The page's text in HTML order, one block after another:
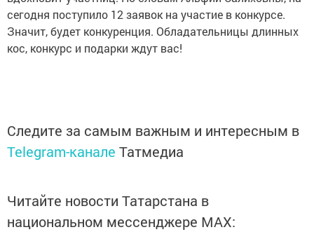
сегодня поступило 12 заявок на участие в конкурсе.
Значит, будет конкуренция. Обладательницы длинных
кос, конкурс и подарки ждут вас!
Следите за самым важным и интересным в
Telegram-канале Татмедиа
Читайте новости Татарстана в
национальном мессенджере MАХ: